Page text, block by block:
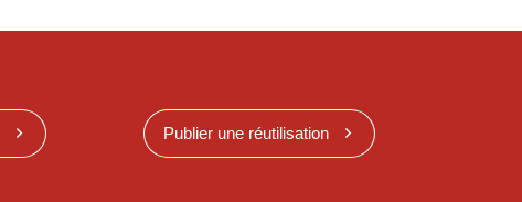
Publier une réutilisation